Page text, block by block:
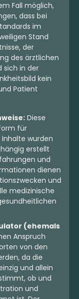
Fall möglich,
dass bei
im
Stand
der
des ärztlichen
sich in der
kein
Patient
Diese
für
wurden
erstellt
und
dienen
und
medizinische
(ehemals
Anspruch
von den
da die
und allein
ob und
und